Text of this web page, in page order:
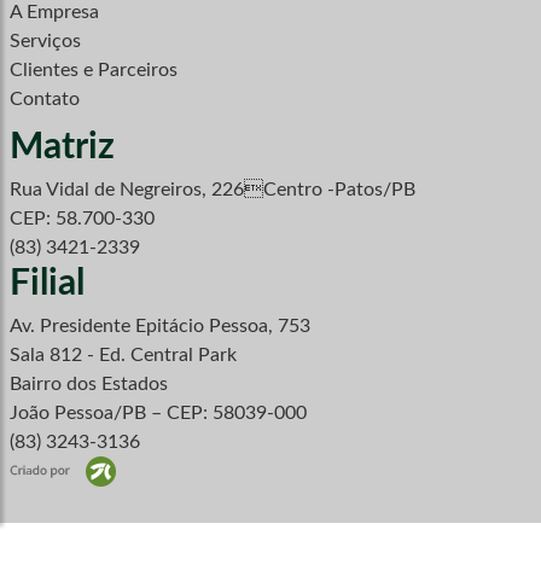
A Empresa
Serviços
Clientes e Parceiros
Contato
Matriz
Rua Vidal de Negreiros, 226Centro -Patos/PB
CEP: 58.700-330
(83) 3421-2339
Filial
Av. Presidente Epitácio Pessoa, 753
Sala 812 - Ed. Central Park
Bairro dos Estados
João Pessoa/PB – CEP: 58039-000
(83) 3243-3136